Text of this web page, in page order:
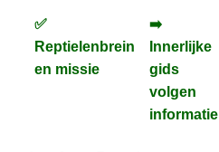
✅
Reptielenbrein
en missie
➡️
Innerlijke
gids
volgen
informatie
✅
Reptielenbrein
en missie
➡️
Innerlijke
gids
volgen
informatie